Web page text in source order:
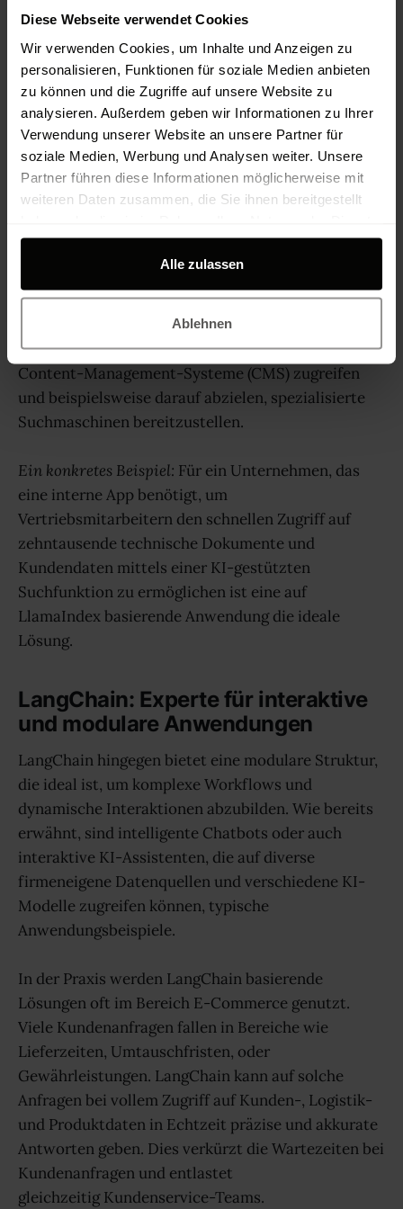
Diese Webseite verwendet Cookies
Wir verwenden Cookies, um Inhalte und Anzeigen zu
personalisieren, Funktionen für soziale Medien anbieten
zu können und die Zugriffe auf unsere Website zu
analysieren. Außerdem geben wir Informationen zu Ihrer
Verwendung unserer Website an unsere Partner für
soziale Medien, Werbung und Analysen weiter. Unsere
Partner führen diese Informationen möglicherweise mit
weiteren Daten zusammen, die Sie ihnen bereitgestellt
gesammelt haben.
Alle zulassen
Ablehnen
LlamaIndex und LangChain haben jeweils ihre
unterschiedliche Szenarien eignen. Hier eine
detaillierte Gegenüberstellung:
LlamaIndex: Spezialist für
Datenverwaltung
LlamaIndex zeichnet sich durch seine klare
vereinfacht gesagt kann man LlamaIndex als SQL
für Fortgeschrittene bezeichnen. LlamaIndex eignet
sich daher besonders für Anwendungen und Apps,
die auf interne Unternehmensdatenbanken und
Content-Management-Systeme (CMS) zugreifen
und beispielsweise darauf abzielen, spezialisierte
Suchmaschinen bereitzustellen.
Ein konkretes Beispiel: Für ein Unternehmen, das
eine interne App benötigt, um
Vertriebsmitarbeitern den schnellen Zugriff auf
zehntausende technische Dokumente und
Kundendaten mittels einer KI-gestützten
Suchfunktion zu ermöglichen ist eine auf
LlamaIndex basierende Anwendung die ideale
Lösung.
LangChain: Experte für interaktive
und modulare Anwendungen
LangChain hingegen bietet eine modulare Struktur,
die ideal ist, um komplexe Workflows und
dynamische Interaktionen abzubilden. Wie bereits
erwähnt, sind intelligente Chatbots oder auch
interaktive KI-Assistenten, die auf diverse
firmeneigene Datenquellen und verschiedene KI-
Modelle zugreifen können, typische
Anwendungsbeispiele.
In der Praxis werden LangChain basierende
Lösungen oft im Bereich E-Commerce genutzt.
Viele Kundenanfragen fallen in Bereiche wie
Lieferzeiten, Umtauschfristen, oder
Gewährleistungen. LangChain kann auf solche
Anfragen bei vollem Zugriff auf Kunden-, Logistik-
und Produktdaten in Echtzeit präzise und akkurate
Antworten geben. Dies verkürzt die Wartezeiten bei
Kundenanfragen und entlastet
gleichzeitig Kundenservice-Teams.